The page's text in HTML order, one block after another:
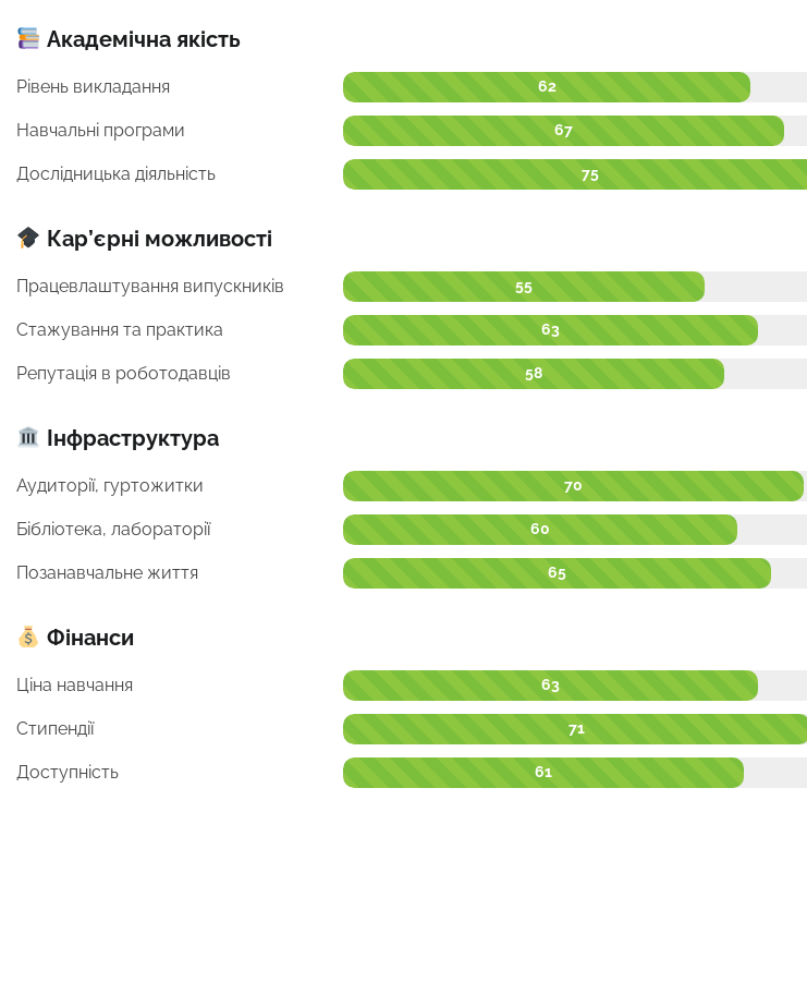
Академічна якість
Рівень викладання 62
Навчальні програми 67
Дослідницька діяльність 75
Кар’єрні можливості
Працевлаштування випускників 55
Стажування та практика 63
Репутація в роботодавців 58
Інфраструктура
Аудиторії, гуртожитки 70
Бібліотека, лабораторії 60
Позанавчальне життя 65
Фінанси
Ціна навчання 63
Стипендії 71
Доступність 61